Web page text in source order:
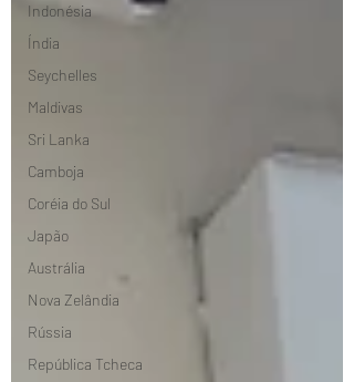
Indonésia
Índia
Seychelles
Maldivas
Sri Lanka
Camboja
Coréia do Sul
Japão
Austrália
Nova Zelândia
Rússia
República Tcheca